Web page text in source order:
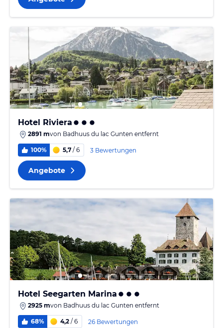
Hotel Riviera
2891 mvon Badhuus du lac Gunten entfernt
100% 5,7 / 6 3 Bewertungen
Angebote
Hotel Seegarten Marina
2925 mvon Badhuus du lac Gunten entfernt
68% 4,2 / 6 26 Bewertungen